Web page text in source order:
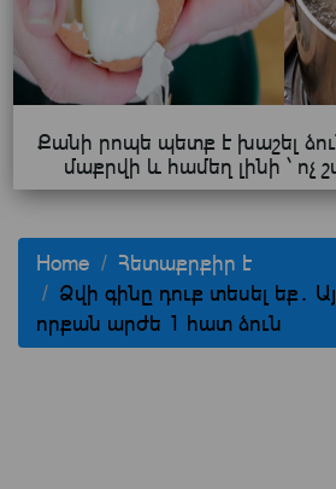
Քանի րոպե պետք է խաշել
մաքրվի և համեղ լինի ՝ ոչ
Home
Հետաքրքիր է
Ձվի գինը դուք տեսել եք․
որքան արժե 1 հատ ձուն